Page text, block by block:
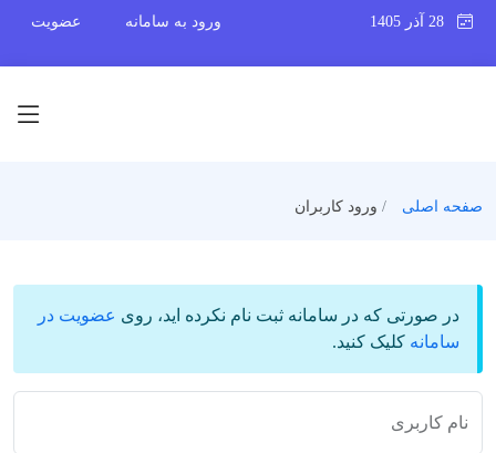
ورود به سامانه عضویت
صفحه اصلی ورود کاربران
در صورتی که در سامانه ثبت نام نکرده اید، روی عضویت در
سامانه کلیک کنید.
نام کاربری